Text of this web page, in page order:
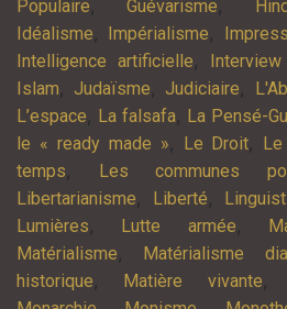
Populaire,Guévarisme,
Idéalisme, Impérialisme,
Intelligence artificielle,
Islam, Judaïsme, Judiciaire,
L’espace, La falsafa, La Pensé-
le « ready made », Le Droit,
temps, Les communes
Libertarianisme, Liberté,
Lumières, Lutte armée,
Matérialisme, Matérialisme
historique, Matière vivante,